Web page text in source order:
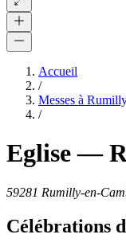
Accueil
/
Messes à
/
Eglise—
59281 Rumilly-en-
Célébrations